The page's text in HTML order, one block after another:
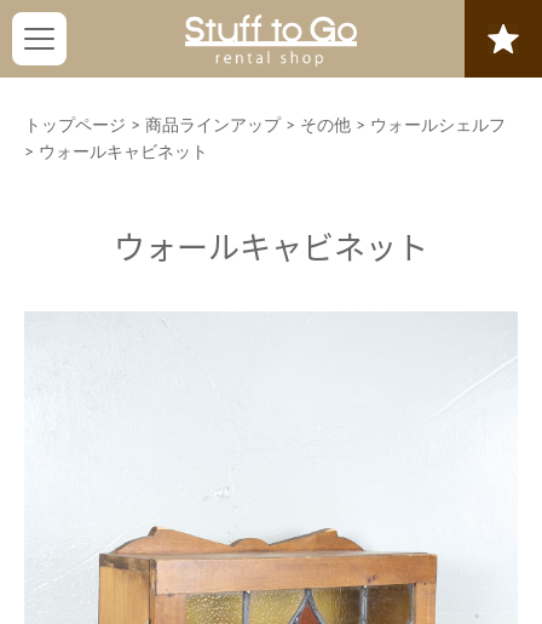
トップページ > 商品ラインアップ > その他 > ウォールシェルフ
> ウォールキャビネット
ウォールキャビネット